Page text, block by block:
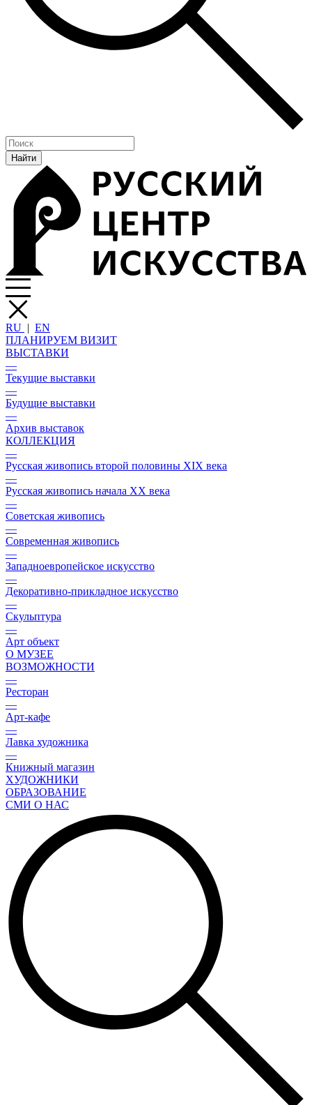
RU | EN
ПЛАНИРУЕМ ВИЗИТ
ВЫСТАВКИ
—
Текущие выставки
—
Будущие выставки
—
Архив выставок
КОЛЛЕКЦИЯ
—
Русская живопись второй половины XIX века
—
Русская живопись начала XX века
—
Советская живопись
—
Современная живопись
—
Западноевропейское искусство
—
Декоративно-прикладное искусство
—
Скульптура
—
Арт объект
О МУЗЕЕ
ВОЗМОЖНОСТИ
—
Ресторан
—
Арт-кафе
—
Лавка художника
—
Книжный магазин
ХУДОЖНИКИ
ОБРАЗОВАНИЕ
СМИ О НАС